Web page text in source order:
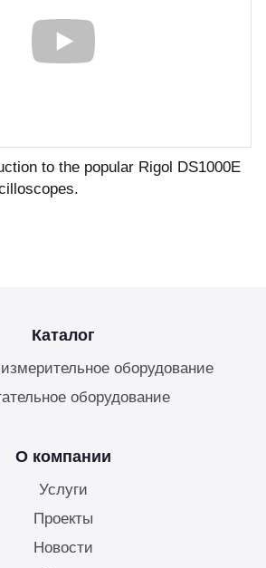
и эффективной
to the popular Rigol DS1000E
Каталог
оборудование
оборудование
О компании
Услуги
Проекты
Новости